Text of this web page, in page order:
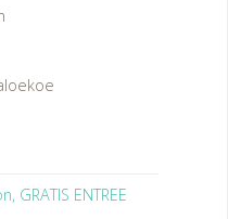
GRATIS ENTREE